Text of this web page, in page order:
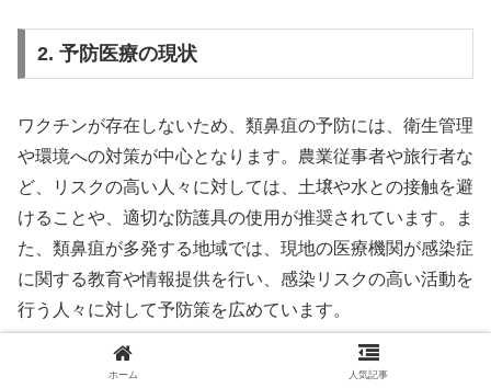
2. 予防医療の現状
ワクチンが存在しないため、類鼻疽の予防には、衛生管理
や環境への対策が中心となります。農業従事者や旅行者な
ど、リスクの高い人々に対しては、土壌や水との接触を避
けることや、適切な防護具の使用が推奨されています。ま
た、類鼻疽が多発する地域では、現地の医療機関が感染症
に関する教育や情報提供を行い、感染リスクの高い活動を
行う人々に対して予防策を広めています。
現時点での予防医療の基本は、以下の通りです。
ホーム 人気記事